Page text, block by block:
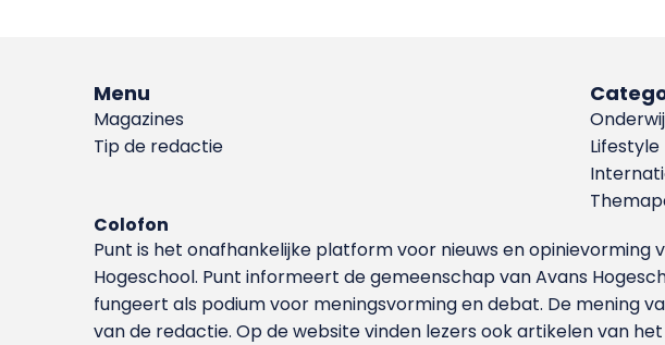
Menu
Magazines
Tip de redactie
Lifestyle
Colofon
Punt is het onafhankelijke platform voor nieuws en
Hoge­school. Punt informeert de gemeenschap van Avans
fungeert als podium voor meningsvorming en debat. De mening
van de redactie. Op de website vinden lezers ook artikelen van